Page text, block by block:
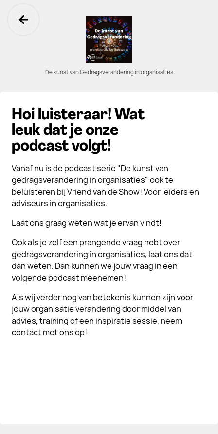
Ga terug
De kunst van Gedragsverandering in organisaties
Hoi luisteraar! Wat
leuk dat je onze
podcast volgt!
Vanaf nu is de podcast serie "De kunst van
gedragsverandering in organisaties" ook te
beluisteren bij Vriend van de Show! Voor leiders en
adviseurs in organisaties.
Laat ons graag weten wat je ervan vindt!
Ook als je zelf een prangende vraag hebt over
gedragsverandering in organisaties, laat ons dat
dan weten. Dan kunnen we jouw vraag in een
volgende podcast meenemen!
Als wij verder nog van betekenis kunnen zijn voor
jouw organisatie verandering door middel van
advies, training of een inspiratie sessie, neem
contact met ons op!